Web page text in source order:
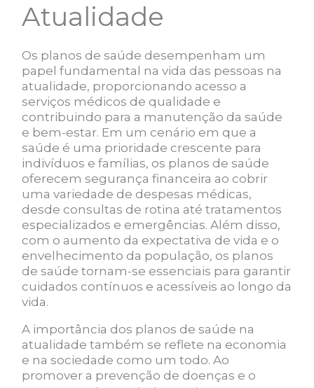
Atualidade
Os planos de saúde desempenham um
papel fundamental na vida das pessoas na
atualidade, proporcionando acesso a
serviços médicos de qualidade e
contribuindo para a manutenção da saúde
e bem-estar. Em um cenário em que a
saúde é uma prioridade crescente para
indivíduos e famílias, os planos de saúde
oferecem segurança financeira ao cobrir
uma variedade de despesas médicas,
desde consultas de rotina até tratamentos
especializados e emergências. Além disso,
com o aumento da expectativa de vida e o
envelhecimento da população, os planos
de saúde tornam-se essenciais para garantir
cuidados contínuos e acessíveis ao longo da
vida.
A importância dos planos de saúde na
atualidade também se reflete na economia
e na sociedade como um todo. Ao
promover a prevenção de doenças e o